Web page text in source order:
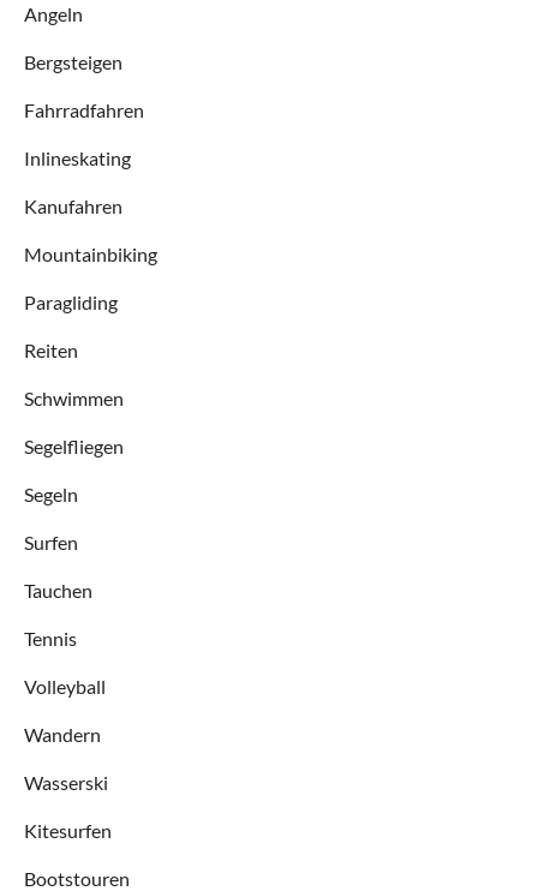
Angeln
Bergsteigen
Fahrradfahren
Inlineskating
Kanufahren
Mountainbiking
Paragliding
Reiten
Schwimmen
Segelfliegen
Segeln
Surfen
Tauchen
Tennis
Volleyball
Wandern
Wasserski
Kitesurfen
Bootstouren